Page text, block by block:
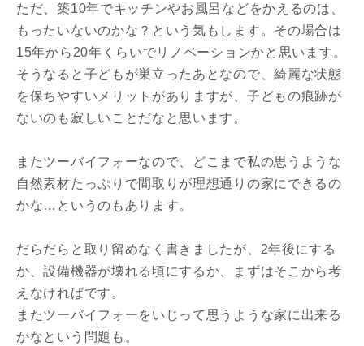
ただ、築10年でキッチンやお風呂などをかえるのは、
もったいないのかな？という気もします。その場合は
15年から20年くらいでリノベーションかと思います。
そうなると子どもが巣立ったあとなので、綺麗な状態
を保ちやすいメリットがありますが、子どもの痕跡が
ないのも寂しいことだなと思います。
またツーバイフォーなので、どこまで私の思うような
自然素材たっぷりで間取りが理想通りの家にできるの
かな…というのもあります。
だらだらと取り留めなく書きましたが、2年後にする
か、設備機器が壊れる頃にするか、まずはそこから考
えなければです。
またツーバイフォーをいじって思うような家に出来る
かなという問題も。